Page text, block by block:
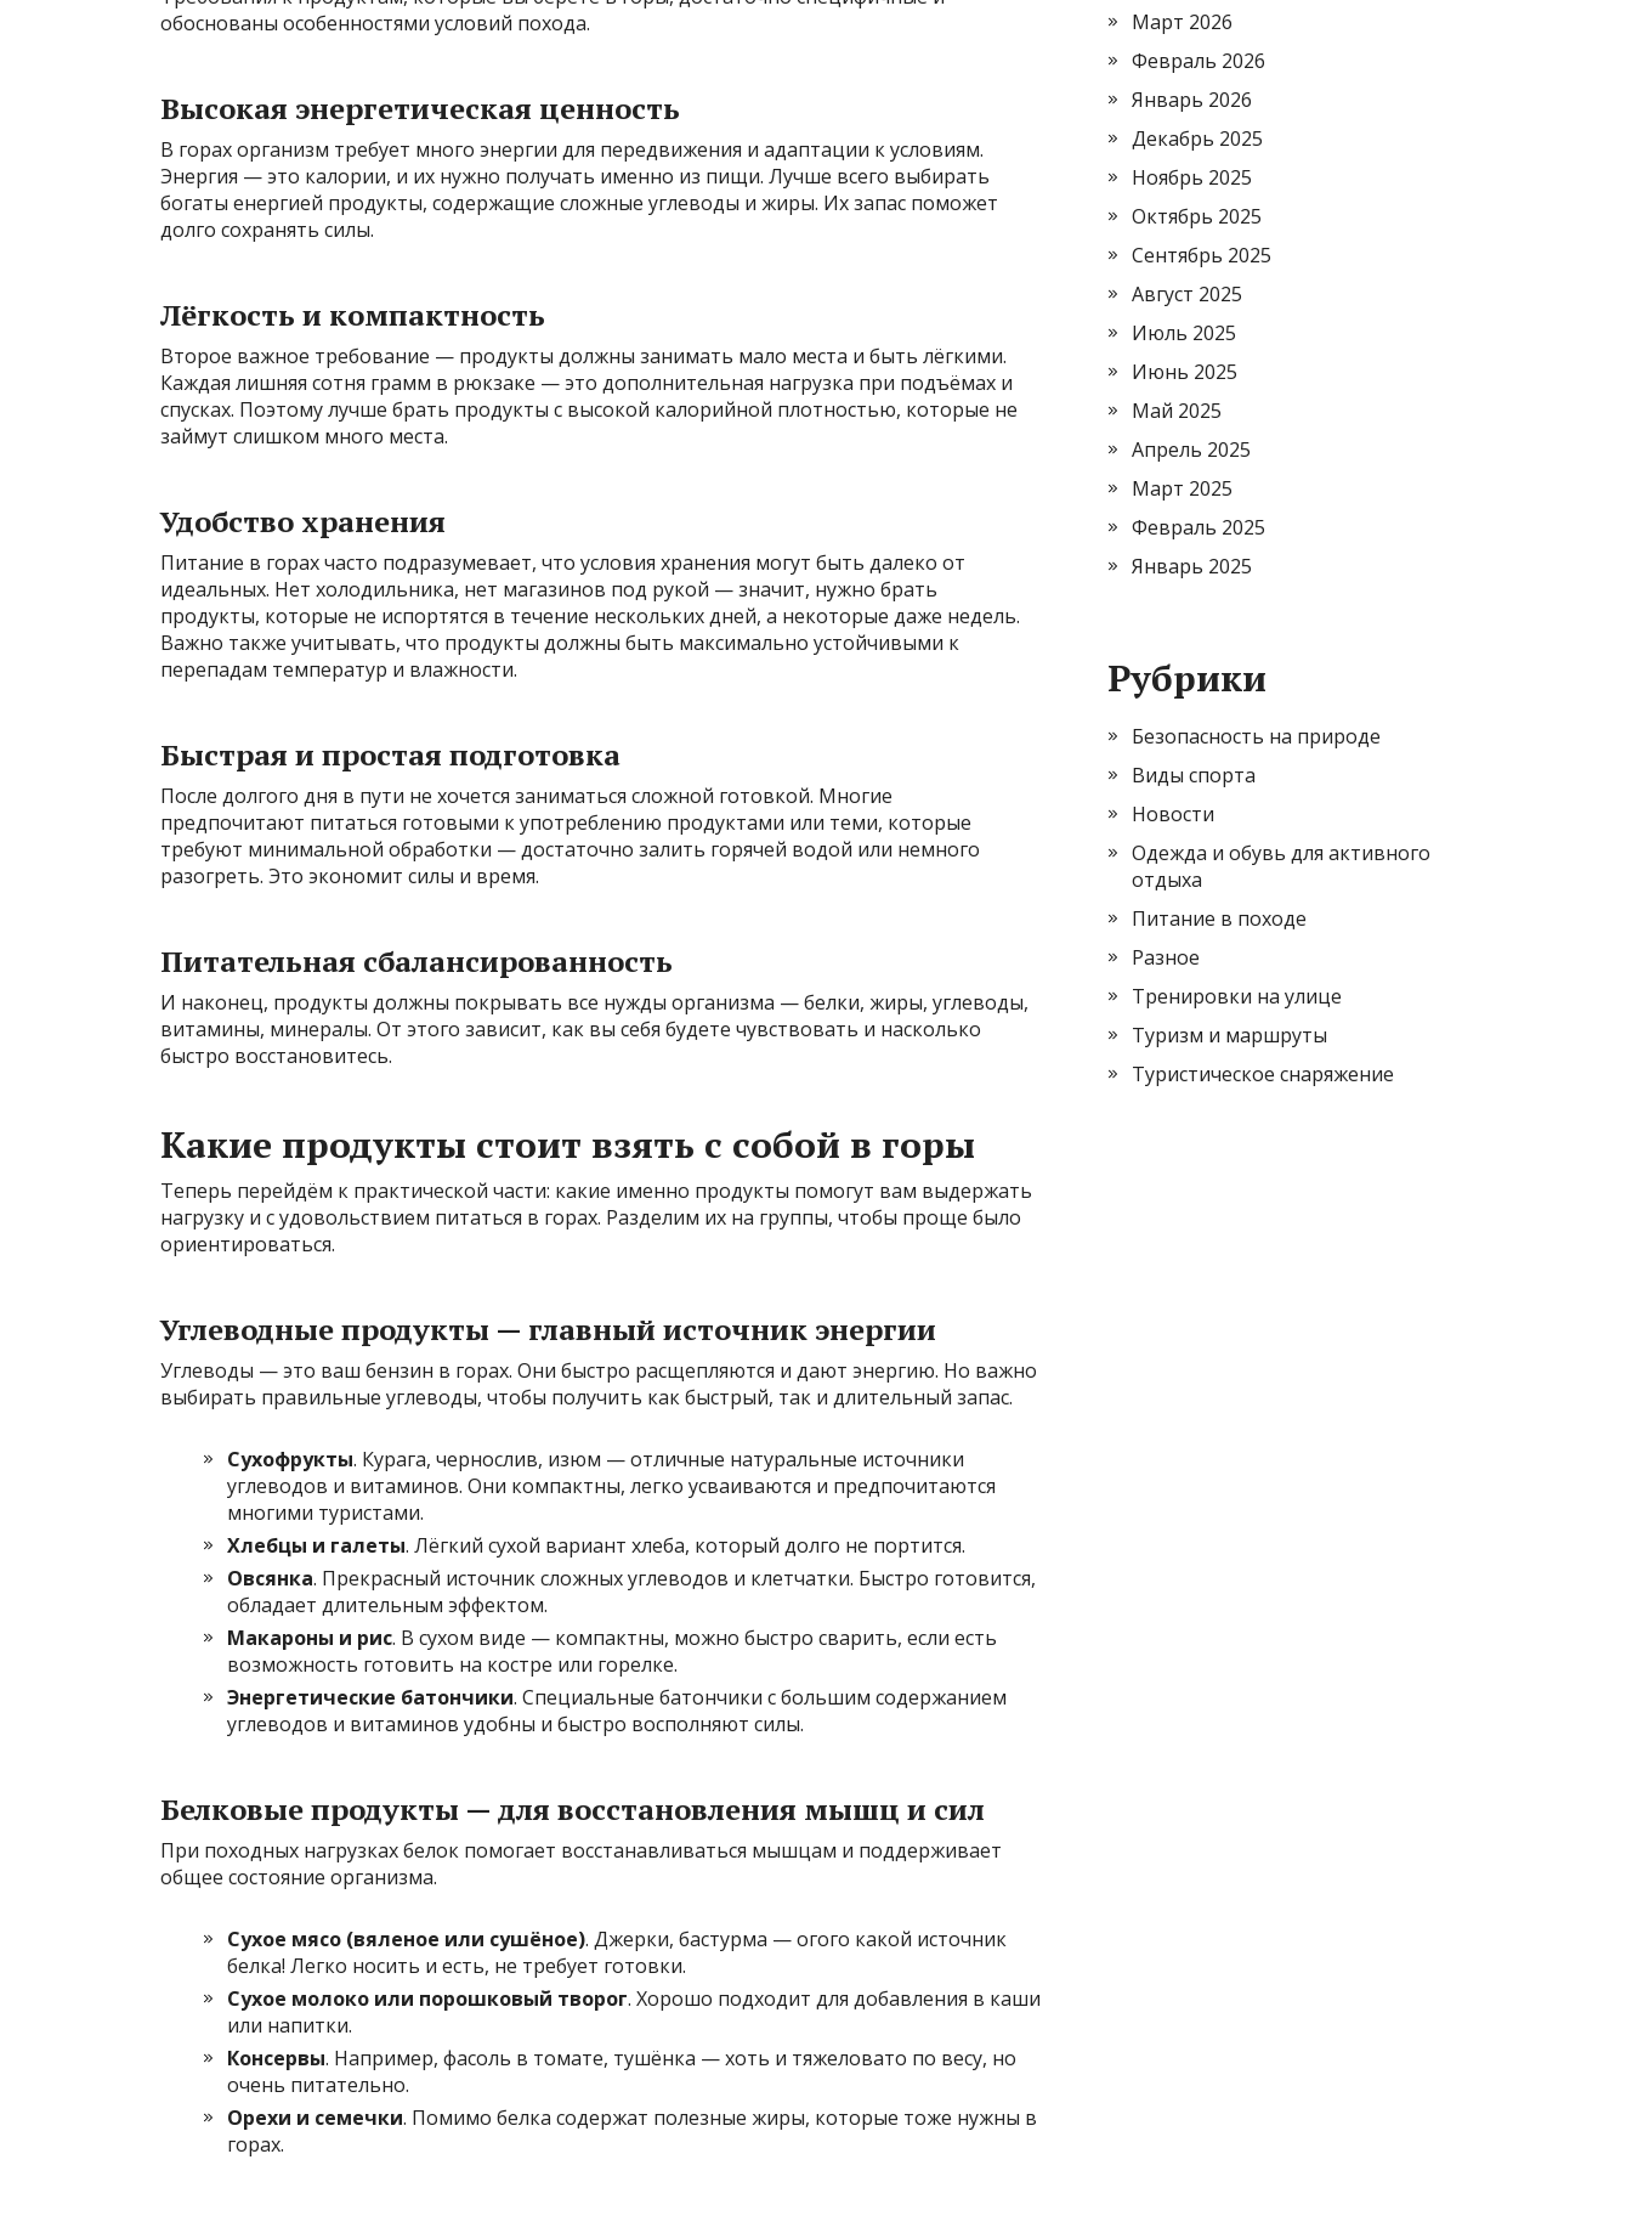
обоснованы особенностями условий похода.
Высокая энергетическая ценность
В горах организм требует много энергии для передвижения и адаптации к условиям.
Энергия — это калории, и их нужно получать именно из пищи. Лучше всего выбирать
богаты енергией продукты, содержащие сложные углеводы и жиры. Их запас поможет
долго сохранять силы.
Лёгкость и компактность
Второе важное требование — продукты должны занимать мало места и быть лёгкими.
Каждая лишняя сотня грамм в рюкзаке — это дополнительная нагрузка при подъёмах и
спусках. Поэтому лучше брать продукты с высокой калорийной плотностью, которые не
займут слишком много места.
Удобство хранения
Питание в горах часто подразумевает, что условия хранения могут быть далеко от
идеальных. Нет холодильника, нет магазинов под рукой — значит, нужно брать
продукты, которые не испортятся в течение нескольких дней, а некоторые даже недель.
Важно также учитывать, что продукты должны быть максимально устойчивыми к
перепадам температур и влажности.
Быстрая и простая подготовка
После долгого дня в пути не хочется заниматься сложной готовкой. Многие
предпочитают питаться готовыми к употреблению продуктами или теми, которые
требуют минимальной обработки — достаточно залить горячей водой или немного
разогреть. Это экономит силы и время.
Питательная сбалансированность
И наконец, продукты должны покрывать все нужды организма — белки, жиры, углеводы,
витамины, минералы. От этого зависит, как вы себя будете чувствовать и насколько
быстро восстановитесь.
Какие продукты стоит взять с собой в горы
Теперь перейдём к практической части: какие именно продукты помогут вам выдержать
нагрузку и с удовольствием питаться в горах. Разделим их на группы, чтобы проще было
ориентироваться.
Углеводные продукты — главный источник энергии
Углеводы — это ваш бензин в горах. Они быстро расщепляются и дают энергию. Но важно
выбирать правильные углеводы, чтобы получить как быстрый, так и длительный запас.
Сухофрукты. Курага, чернослив, изюм — отличные натуральные источники
углеводов и витаминов. Они компактны, легко усваиваются и предпочитаются
многими туристами.
Хлебцы и галеты. Лёгкий сухой вариант хлеба, который долго не портится.
Овсянка. Прекрасный источник сложных углеводов и клетчатки. Быстро готовится,
обладает длительным эффектом.
Макароны и рис. В сухом виде — компактны, можно быстро сварить, если есть
возможность готовить на костре или горелке.
Энергетические батончики. Специальные батончики с большим содержанием
углеводов и витаминов удобны и быстро восполняют силы.
Белковые продукты — для восстановления мышц и сил
При походных нагрузках белок помогает восстанавливаться мышцам и поддерживает
общее состояние организма.
Сухое мясо (вяленое или сушёное). Джерки, бастурма — огого какой источник
белка! Легко носить и есть, не требует готовки.
Сухое молоко или порошковый творог. Хорошо подходит для добавления в каши
или напитки.
Консервы. Например, фасоль в томате, тушёнка — хоть и тяжеловато по весу, но
очень питательно.
Орехи и семечки. Помимо белка содержат полезные жиры, которые тоже нужны в
горах.
Март 2026
Февраль 2026
Январь 2026
Декабрь 2025
Ноябрь 2025
Октябрь 2025
Сентябрь 2025
Август 2025
Июль 2025
Июнь 2025
Май 2025
Апрель 2025
Март 2025
Февраль 2025
Январь 2025
Рубрики
Безопасность на природе
Виды спорта
Новости
Одежда и обувь для активного
отдыха
Питание в походе
Разное
Тренировки на улице
Туризм и маршруты
Туристическое снаряжение